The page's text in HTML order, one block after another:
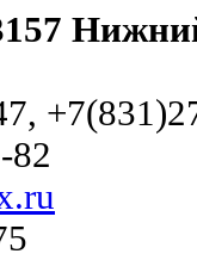
82